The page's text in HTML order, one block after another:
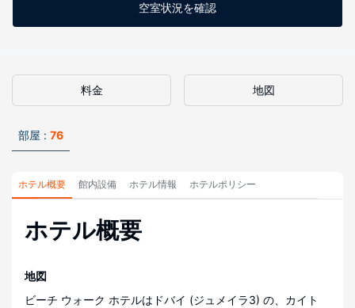
空室状況を確認
料金 地図
部屋 : 76
ホテル概要 館内設備 ホテル情報 ホテルポリシー
ホテル概要
地図
ビーチ ウォーク ホテルはドバイ (ジュメイラ3) の、カイト